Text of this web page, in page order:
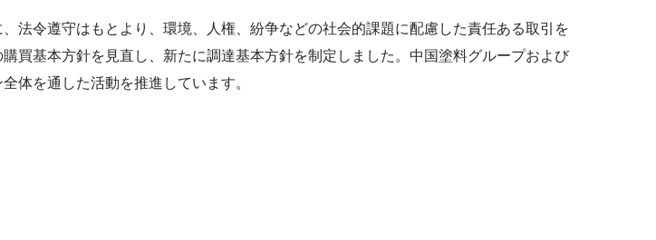
法令遵守はもとより、環境、人権、紛争などの社会的課題に配慮した責任ある取引を
買基本方針を見直し、新たに調達基本方針を制定しました。中国塗料グループおよび
体を通した活動を推進しています。